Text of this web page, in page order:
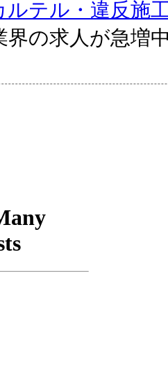
ルテル・違反施
界の求人が急増